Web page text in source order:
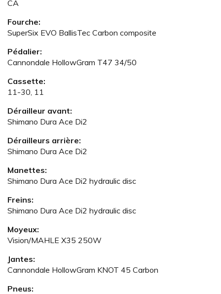
CA
Fourche:
SuperSix EVO BallisTec Carbon composite
Pédalier:
Cannondale HollowGram T47 34/50
Cassette:
11-30, 11
Dérailleur avant:
Shimano Dura Ace Di2
Dérailleurs arrière:
Shimano Dura Ace Di2
Manettes:
Shimano Dura Ace Di2 hydraulic disc
Freins:
Shimano Dura Ace Di2 hydraulic disc
Moyeux:
Vision/MAHLE X35 250W
Jantes:
Cannondale HollowGram KNOT 45 Carbon
Pneus: